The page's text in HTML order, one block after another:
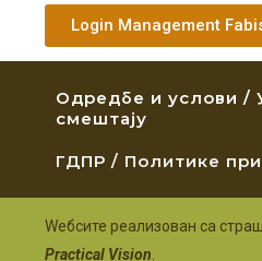
Login Management
Одредбе и услови /
смештају
ГДПР / Политике
Wебсите реализован са
Practical Vision.